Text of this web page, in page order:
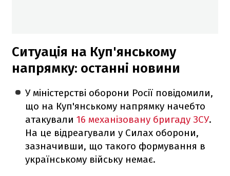
Ситуація на Куп'янському
напрямку: останні новини
У міністерстві оборони Росії повідомили,
що на Куп'янському напрямку начебто
атакували 16 механізовану бригаду ЗСУ.
На це відреагували у Силах оборони,
зазначивши, що такого формування в
українському війську немає.